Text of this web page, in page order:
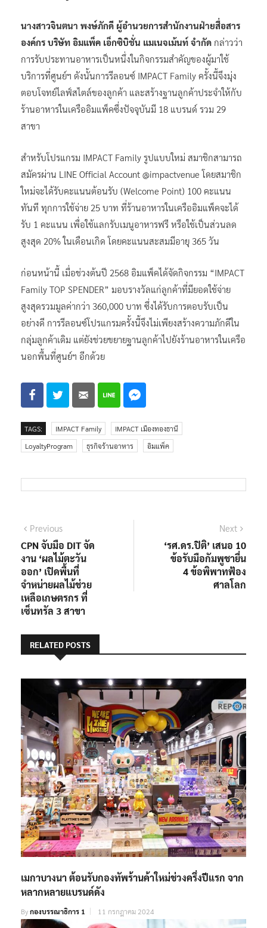
นางสาวจินตนา พงษ์ภักดี ผู้อำนวยการสำนักงานฝ่ายสื่อสาร
องค์กร บริษัท อิมแพ็ค เอ็กซิบิชั่น แมเนจเม้นท์ จำกัด กล่าวว่า
การรับประทานอาหารเป็นหนึ่งในกิจกรรมสำคัญของผู้มาใช้
บริการที่ศูนย์ฯ ดังนั้นการรีลอนซ์ IMPACT Family ครั้งนี้จึงมุ่ง
ตอบโจทย์ไลฟ์สไตล์ของลูกค้า และสร้างฐานลูกค้าประจำให้กับ
ร้านอาหารในเครืออิมแพ็คซึ่งปัจจุบันมี 18 แบรนด์ รวม 29
สาขา
สำหรับโปรแกรม IMPACT Family รูปแบบใหม่ สมาชิกสามารถ
สมัครผ่าน LINE Official Account @impactvenue โดยสมาชิก
ใหม่จะได้รับคะแนนต้อนรับ (Welcome Point) 100 คะแนน
ทันที ทุกการใช้จ่าย 25 บาท ที่ร้านอาหารในเครืออิมแพ็คจะได้
รับ 1 คะแนน เพื่อใช้แลกรับเมนูอาหารฟรี หรือใช้เป็นส่วนลด
สูงสุด 20% ในเดือนเกิด โดยคะแนนสะสมมีอายุ 365 วัน
ก่อนหน้านี้ เมื่อช่วงต้นปี 2568 อิมแพ็คได้จัดกิจกรรม “IMPACT
Family TOP SPENDER” มอบรางวัลแก่ลูกค้าที่มียอดใช้จ่าย
สูงสุดรวมมูลค่ากว่า 360,000 บาท ซึ่งได้รับการตอบรับเป็น
อย่างดี การรีลอนซ์โปรแกรมครั้งนี้จึงไม่เพียงสร้างความภักดีใน
กลุ่มลูกค้าเดิม แต่ยังช่วยขยายฐานลูกค้าไปยังร้านอาหารในเครือ
นอกพื้นที่ศูนย์ฯ อีกด้วย
TAGS: IMPACT Family
IMPACT เมืองทองธานี
LoyaltyProgram
ธุรกิจร้านอาหาร อิมแพ็ค
แนะแนว
เรื่อง
Previous
post:
CPN จับมือ DIT จัด
งาน ‘ผลไม้ตะวัน
ออก’ เปิดพื้นที่
จำหน่ายผลไม้ช่วย
เหลือเกษตรกร ที่
เซ็นทรัล 3 สาขา
Next
post:
‘รศ.ดร.ปิติ’ เสนอ 10
ข้อรับมือกัมพูชายื่น
4 ข้อพิพาทฟ้อง
ศาลโลก
RELATED POSTS
เมกาบางนา ต้อนรับกองทัพร้านค้าใหม่ช่วงครึ่งปีแรก จาก
หลากหลายแบรนด์ดัง
Byกองบรรณาธิการ 1 11 กรกฎาคม 2024